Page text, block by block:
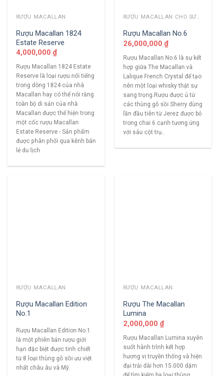
RƯỢU MACALLAN
Rượu Macallan 1824
Estate Reserve
4,000,000 ₫
Rượu Macallan 1824 Estate
Reserve là loại rượu nổi tiếng
trong dòng 1824 của nhà
Macallan hay có thể nói rằng
toàn bộ di sản của nhà
Macallan được thể hiện trong
một cốc rượu Macallan
Estate Reserve - Sản phẩm
được phân phối qua kênh bán
lẻ du lịch
RƯỢU MACALLAN CHO SƯU TẦM
Rượu Macallan No.6
26,000,000 ₫
Rượu Macallan No.6 là sự kết
hợp giữa The Macallan và
Lalique French Crystal để tạo
nên một loại whisky thật sự
sang trọng.Rượu được ủ từ
các thùng gỗ sồi Sherry dùng
lần đầu tiên từ Jerez được bỏ
trong chai 6 cạnh tương ứng
với sáu cột trụ..
RƯỢU MACALLAN
Rượu Macallan Edition
No.1
Rượu Macallan Edition No.1
là một phiên bản rượu giới
hạn đặc biệt được tinh chiết
từ 8 loại thùng gỗ sồi ưu việt
nhất châu âu và Mỹ.
RƯỢU MACALLAN
Rượu The Macallan
Lumina
2,000,000 ₫
Rượu Macallan Lumina xuyên
suốt hành trình kết hợp
hương vị truyền thống và hiện
đại trải dài hơn 15.000 dặm